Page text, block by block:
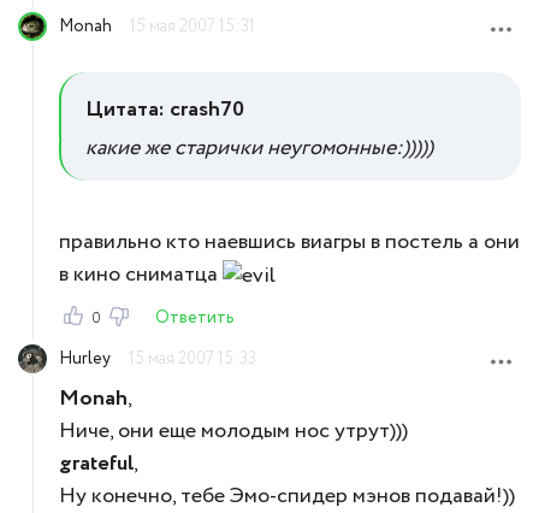
Monah
15 мая 2007 15:31
Цитата: crash70
какие же старички неугомонные:)))))
правильно кто наевшись виагры в постель а они
в кино сниматца
0
Ответить
Hurley
15 мая 2007 15:33
Monah,
Ниче, они еще молодым нос утрут)))
grateful,
Ну конечно, тебе Эмо-спидер мэнов подавай!))